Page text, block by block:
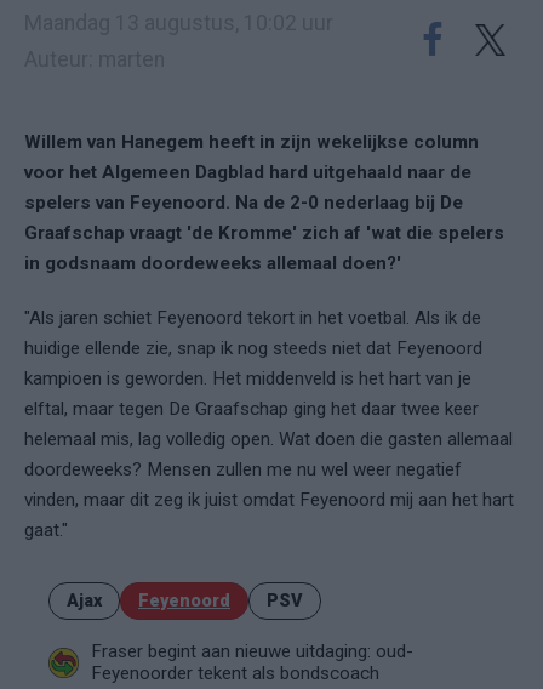
Willem van Hanegem heeft in zijn wekelijkse column
voor het Algemeen Dagblad hard uitgehaald naar de
spelers van Feyenoord. Na de 2-0 nederlaag bij De
Graafschap vraagt 'de Kromme' zich af 'wat die spelers
in godsnaam doordeweeks allemaal doen?'
"Als jaren schiet Feyenoord tekort in het voetbal. Als ik de
huidige ellende zie, snap ik nog steeds niet dat Feyenoord
kampioen is geworden. Het middenveld is het hart van je
elftal, maar tegen De Graafschap ging het daar twee keer
helemaal mis, lag volledig open. Wat doen die gasten allemaal
doordeweeks? Mensen zullen me nu wel weer negatief
vinden, maar dit zeg ik juist omdat Feyenoord mij aan het hart
gaat."
Ajax Feyenoord PSV
Fraser begint aan nieuwe uitdaging: oud-
Feyenoorder tekent als bondscoach